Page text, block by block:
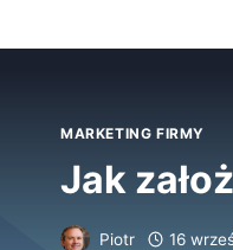
MARKETING FIRMY
Jak
Piotr 16